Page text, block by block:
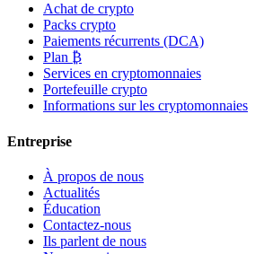
Achat de crypto
Packs crypto
Paiements récurrents (DCA)
Plan ₿
Services en cryptomonnaies
Portefeuille crypto
Informations sur les cryptomonnaies
Entreprise
À propos de nous
Actualités
Éducation
Contactez-nous
Ils parlent de nous